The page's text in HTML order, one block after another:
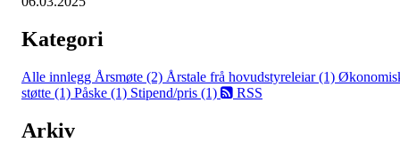
Kategori
Alle innlegg Årsmøte (2) Årstale frå hovudstyreleiar (1)
støtte (1) Påske (1) Stipend/pris (1) RSS
Arkiv